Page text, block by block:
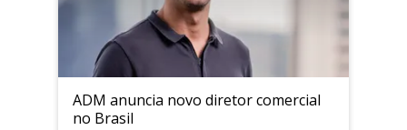
ADM anuncia novo diretor comercial
no Brasil